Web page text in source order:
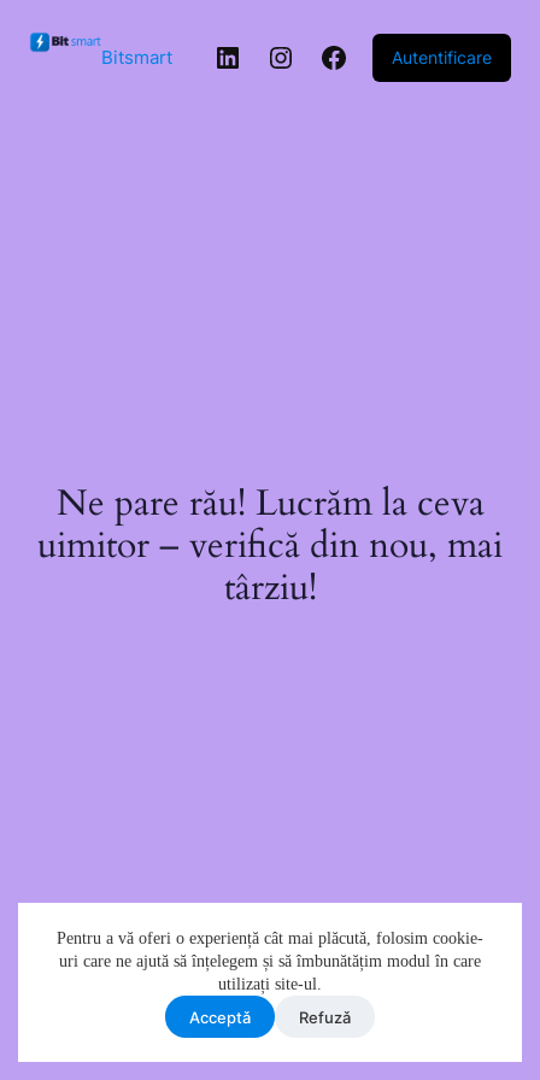
conținut
Pentru a vă oferi o experiență cât mai plăcută, folosim cookie-
uri care ne ajută să înțelegem și să îmbunătățim modul în care
utilizați site-ul.
Acceptǎ Refuzǎ
Bitsmart LinkedInInstagram
Facebook
Autentificare
Ne pare rău! Lucrăm la ceva
uimitor – verifică din nou, mai
târziu!